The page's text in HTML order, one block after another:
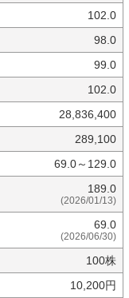
102.0
98.0
99.0
102.0
28,836,400
289,100
69.0～129.0
189.0
(2026/01/13)
69.0
(2026/06/30)
100株
10,200円